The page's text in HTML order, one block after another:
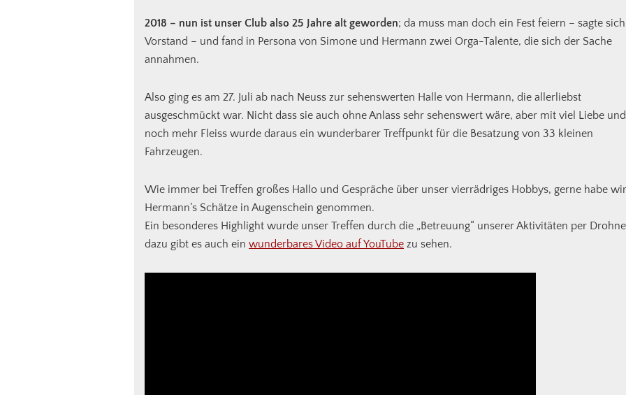
2018 – nun ist unser Club also 25 Jahre alt geworden; da muss man doch ein Fest feiern – sagte
Vorstand – und fand in Persona von Simone und Hermann zwei Orga-Talente, die sich der Sache
annahmen.
Also ging es am 27. Juli ab nach Neuss zur sehenswerten Halle von Hermann, die allerliebst
ausgeschmückt war. Nicht dass sie auch ohne Anlass sehr sehenswert wäre, aber mit viel Liebe und
noch mehr Fleiss wurde daraus ein wunderbarer Treffpunkt für die Besatzung von 33 kleinen
Fahrzeugen.
Wie immer bei Treffen großes Hallo und Gespräche über unser vierrädriges Hobbys, gerne habe wir
Hermann’s Schätze in Augenschein genommen.
Ein besonderes Highlight wurde unser Treffen durch die „Betreuung“ unserer Aktivitäten per
dazu gibt es auch ein wunderbares Video auf YouTube zu sehen.